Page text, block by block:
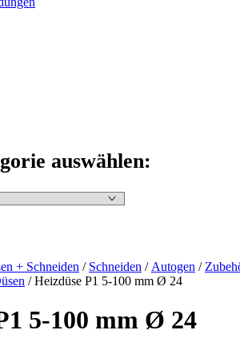
auswählen:
+ Schneiden / Schneiden / Autogen /
/ Heizdüse P1 5-100 mm Ø 24
5-100 mm Ø 24